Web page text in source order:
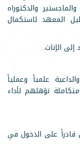
والدكتوراه
المعهد لاستكمال
الإناث.
علمياً وعملياً
تؤهلهم لأداء
قادراً على الدخول في